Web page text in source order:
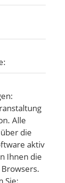
Alle
die
aktiv
Ihnen die
Sie: